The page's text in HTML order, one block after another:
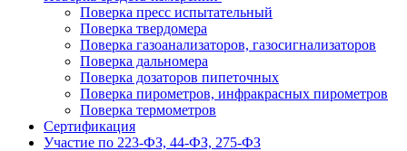
Поверка пресс испытательный
Поверка твердомера
Поверка газоанализаторов, газосигнализаторов
Поверка дальномера
Поверка дозаторов пипеточных
Поверка пирометров, инфракрасных пирометров
Поверка термометров
Сертификация
Участие по 223-ФЗ, 44-ФЗ, 275-ФЗ